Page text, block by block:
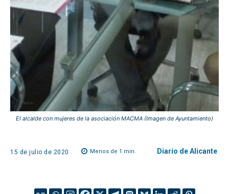
El alcalde con mujeres de la asociación MACMA (Imagen de Ayuntamiento)
15 de julio de 2020 Menos de 1 min. Diario de Alicante